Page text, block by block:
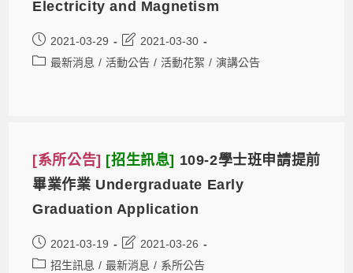
Electricity and Magnetism
2021-03-29
2021-03-30
最新消息 / 活動公告 / 活動花絮 / 演講公告
[系所公告] [招生訊息] 109-2學士班申請提前
畢業作業 Undergraduate Early
Graduation Application
2021-03-19
2021-03-26
招生訊息 / 最新消息 / 系所公告